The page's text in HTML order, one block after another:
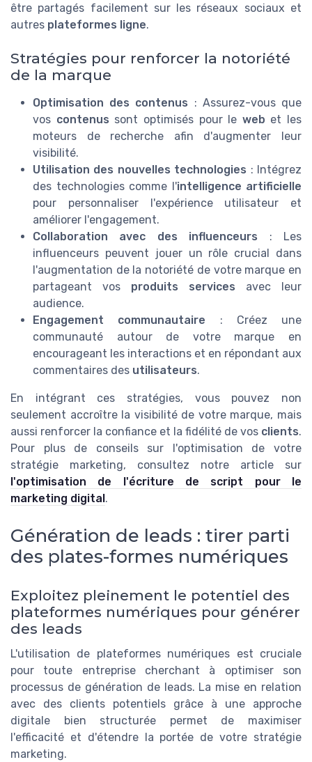
être partagés facilement sur les réseaux sociaux et
autres plateformes ligne.
Stratégies pour renforcer la notoriété
de la marque
Optimisation des contenus : Assurez-vous que
vos contenus sont optimisés pour le web et les
moteurs de recherche afin d'augmenter leur
visibilité.
Utilisation des nouvelles technologies : Intégrez
des technologies comme l'intelligence artificielle
pour personnaliser l'expérience utilisateur et
améliorer l'engagement.
Collaboration avec des influenceurs : Les
influenceurs peuvent jouer un rôle crucial dans
l'augmentation de la notoriété de votre marque en
partageant vos produits services avec leur
audience.
Engagement communautaire : Créez une
communauté autour de votre marque en
encourageant les interactions et en répondant aux
commentaires des utilisateurs.
En intégrant ces stratégies, vous pouvez non
seulement accroître la visibilité de votre marque, mais
aussi renforcer la confiance et la fidélité de vos clients.
Pour plus de conseils sur l'optimisation de votre
stratégie marketing, consultez notre article sur
l'optimisation de l'écriture de script pour le
marketing digital.
Génération de leads : tirer parti
des plates-formes numériques
Exploitez pleinement le potentiel des
plateformes numériques pour générer
des leads
L'utilisation de plateformes numériques est cruciale
pour toute entreprise cherchant à optimiser son
processus de génération de leads. La mise en relation
avec des clients potentiels grâce à une approche
digitale bien structurée permet de maximiser
l'efficacité et d'étendre la portée de votre stratégie
marketing.